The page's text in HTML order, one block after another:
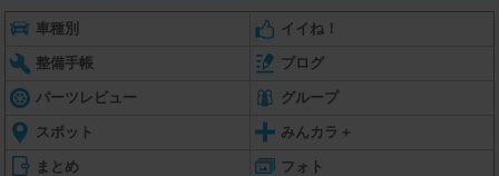
車種別 イイね！
整備手帳 ブログ
パーツレビュー グループ
スポット みんカラ＋
まとめ フォト